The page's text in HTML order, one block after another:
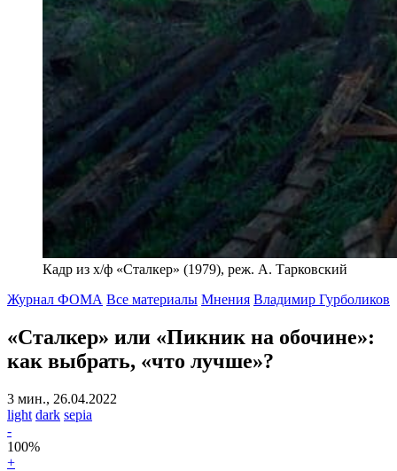
Кадр из х/ф «Сталкер» (1979), реж. А. Тарковский
Журнал ФОМА Все материалы Мнения Владимир Гурболиков
«Сталкер» или «Пикник на обочине»:
как выбрать, «что лучше»?
3 мин., 26.04.2022
light dark sepia
-
100%
+